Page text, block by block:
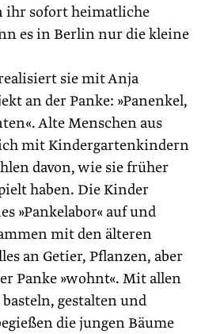
ihr sofort heimatliche
es in Berlin nur die kleine
sie mit Anja
an der Panke: »Pan­enkel,
Alte Menschen aus
mit Kindergartenkindern
davon, wie sie früher
haben. Die Kinder
»Pankelabor« auf und
mit den älteren
an Getier, Pflanzen, aber
Panke »wohnt«. Mit ­allen
gestalten und
die jungen Bäume